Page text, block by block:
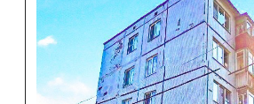
Срок кредита
15 лет
1 5 10 15